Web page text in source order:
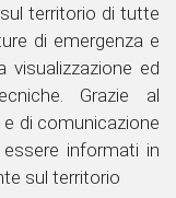
territorio di tutte
di emergenza e
visualizzazione ed
Grazie al
di comunicazione
informati in
sul territorio